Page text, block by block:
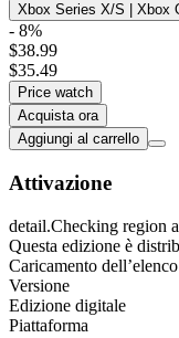
Xbox Series X/S | Xbox
- 8%
$38.99
$35.49
Price watch
Acquista ora
Aggiungi al carrello
Attivazione
detail.Checking region
Questa edizione è
Caricamento
Versione
Edizione digitale
Piattaforma